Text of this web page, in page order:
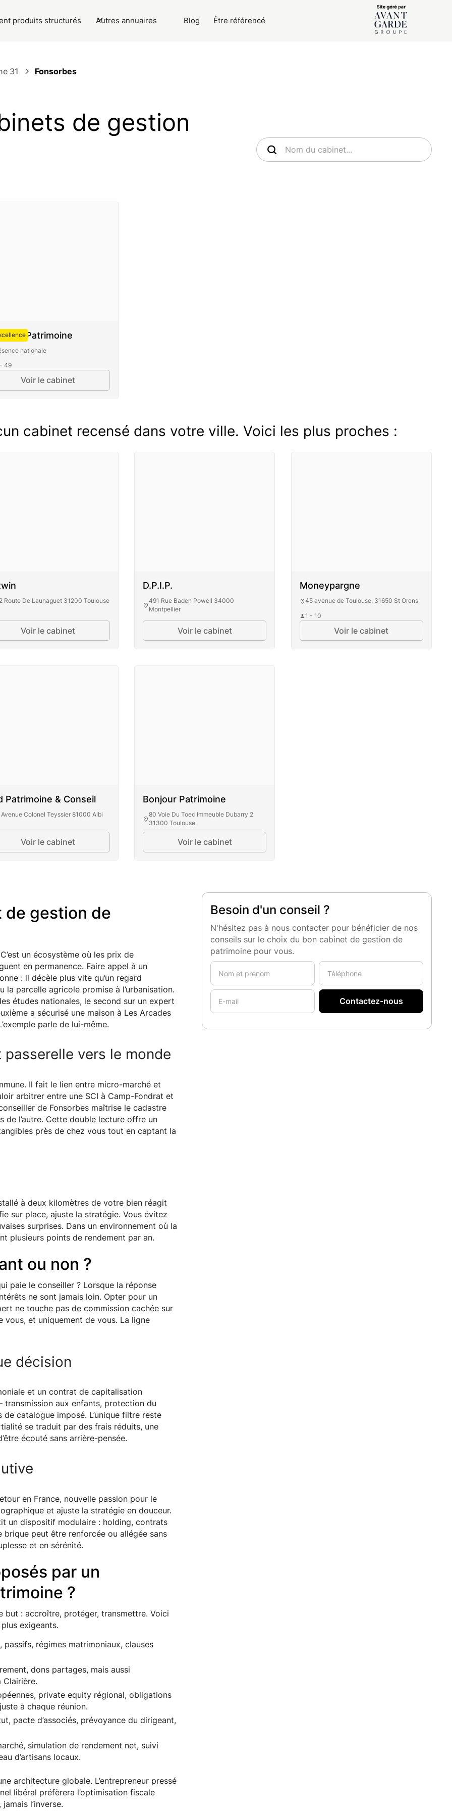
produits structurés Autres annuaires Blog Être référencé
31 Fonsorbes
de gestion
Patrimoine
nationale
49
Voir le cabinet
cabinet recensé dans votre ville. Voici les plus proches :
Route De Launaguet 31200 Toulouse
Voir le cabinet D.P.I.P.
D.P.I.P.
491 Rue Baden Powell 34000
Montpellier
Voir le cabinet
Moneypargne
45 avenue de Toulouse, 31650 St Orens
1 - 10
Voir le cabinet
Patrimoine & Conseil
Avenue Colonel Teyssier 81000 Albi
Voir le cabinet
Bonjour Patrimoine
80 Voie Du Toec Immeuble Dubarry 2
31300 Toulouse
Voir le cabinet
de gestion de
C’est un écosystème où les prix de
en permanence. Faire appel à un
: il décèle plus vite qu’un regard
parcelle agricole promise à l’urbanisation.
études nationales, le second sur un expert
a sécurisé une maison à Les Arcades
parle de lui-même.
vers le monde
Il fait le lien entre micro-marché et
arbitrer entre une SCI à Camp-Fondrat et
de Fonsorbes maîtrise le cadastre
de l’autre. Cette double lecture offre un
près de chez vous tout en captant la
à deux kilomètres de votre bien réagit
sur place, ajuste la stratégie. Vous évitez
surprises. Dans un environnement où la
plusieurs points de rendement par an.
ou non ?
paie le conseiller ? Lorsque la réponse
ne sont jamais loin. Opter pour un
ne touche pas de commission cachée sur
vous, et uniquement de vous. La ligne
décision
et un contrat de capitalisation
transmission aux enfants, protection du
catalogue imposé. L’unique filtre reste
se traduit par des frais réduits, une
écouté sans arrière-pensée.
en France, nouvelle passion pour le
et ajuste la stratégie en douceur.
un dispositif modulaire : holding, contrats
brique peut être renforcée ou allégée sans
et en sérénité.
par un
?
but : accroître, protéger, transmettre. Voici
exigeants.
passifs, régimes matrimoniaux, clauses
dons partages, mais aussi
Clairière.
private equity régional, obligations
à chaque réunion.
pacte d’associés, prévoyance du dirigeant,
simulation de rendement net, suivi
d’artisans locaux.
architecture globale. L’entrepreneur pressé
libéral préfèrera l’optimisation fiscale
l’inverse.
Besoin d'un conseil ?
N'hésitez pas à nous contacter pour bénéficier de nos
conseils sur le choix du bon cabinet de gestion de
patrimoine pour vous.